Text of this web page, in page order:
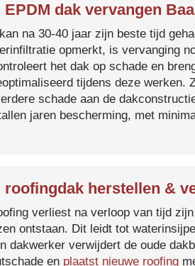
EPDM dak vervangen
na 30-40 jaar zijn beste tijd
opmerkt, is vervanging
het dak op schade en
tijdens deze werken.
schade aan de
jaren bescherming, met
roofingdak herstellen &
verliest na verloop van tijd
ontstaan. Dit leidt tot
dakwerker verwijdert de oude
en plaatst nieuwe roofing